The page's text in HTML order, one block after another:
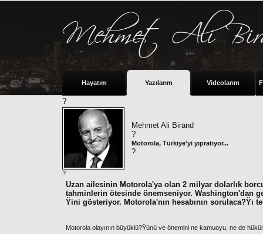
Hayatım Yazılarım Videolarım
?
Mehmet Ali Birand
?
Motorola, Türkiye'yi yıpratıyor...
?
?
Uzan ailesinin Motorola'ya olan 2 milyar dolarlık
tahminlerin ötesinde önemseniyor. Washington'dan
Ÿini gösteriyor. Motorola'nın hesabının sorulaca?Ÿı
Motorola olayının büyüklü?Ÿünü ve önemini ne kamuoyu, ne de